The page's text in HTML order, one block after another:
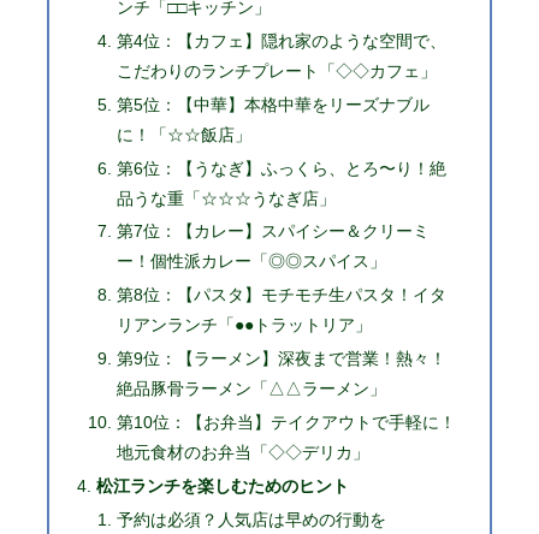
ンチ「□□キッチン」
第4位：【カフェ】隠れ家のような空間で、
こだわりのランチプレート「◇◇カフェ」
第5位：【中華】本格中華をリーズナブル
に！「☆☆飯店」
第6位：【うなぎ】ふっくら、とろ〜り！絶
品うな重「☆☆☆うなぎ店」
第7位：【カレー】スパイシー＆クリーミ
ー！個性派カレー「◎◎スパイス」
第8位：【パスタ】モチモチ生パスタ！イタ
リアンランチ「●●トラットリア」
第9位：【ラーメン】深夜まで営業！熱々！
絶品豚骨ラーメン「△△ラーメン」
第10位：【お弁当】テイクアウトで手軽に！
地元食材のお弁当「◇◇デリカ」
松江ランチを楽しむためのヒント
予約は必須？人気店は早めの行動を